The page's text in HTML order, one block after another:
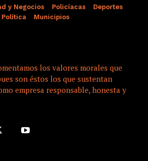
y Negocios Policíacas
Deportes
Política
Municipios
los valores morales que
son éstos los que sustentan
empresa responsable, honesta y